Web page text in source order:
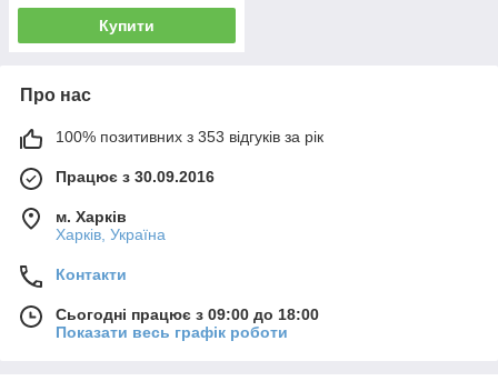
Купити
Про нас
100% позитивних з 353 відгуків за рік
Працює з 30.09.2016
м. Харків
Харків, Україна
Контакти
Сьогодні працює з 09:00 до 18:00
Показати весь графік роботи